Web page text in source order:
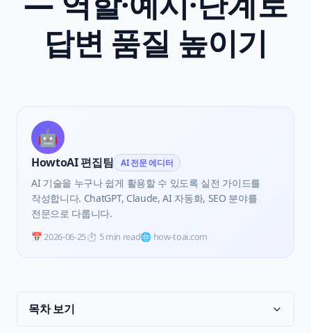
답변 품질 높이기
🤖
HowtoAI 편집팀 AI 전문 에디터
AI 기술을 누구나 쉽게 활용할 수 있도록 실전 가이드를
작성합니다. ChatGPT, Claude, AI 자동화, SEO 분야를
전문으로 다룹니다.
📅2026-06-25⏱️ 5 min read🌐 how-toai.com
목차 보기